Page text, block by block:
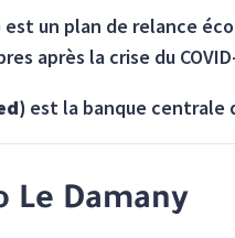
est un plan de relance
après la crise du
est la banque centrale
Le Damany